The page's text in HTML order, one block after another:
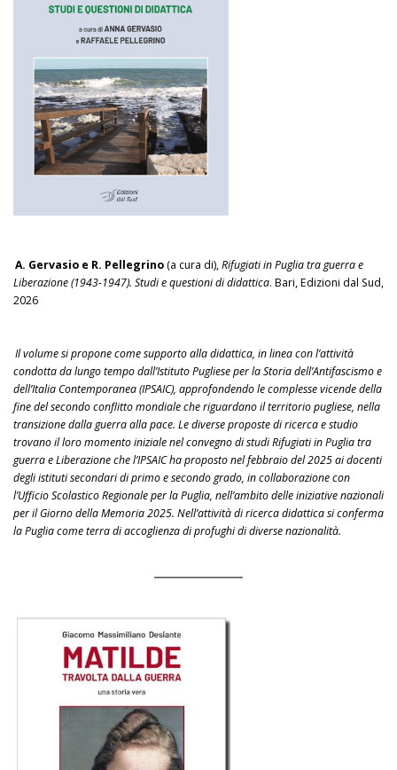
A. Gervasio e R. Pellegrino (a cura di),Rifugiati in Puglia tra guerra e
Liberazione (1943-1947). Studi e questioni di didattica. Bari, Edizioni dal Sud,
2026
Il volume si propone come supporto alla didattica, in linea con l’attività
condotta da lungo tempo dall’Istituto Pugliese per la Storia dell’Antifascismo e
dell’Italia Contemporanea (IPSAIC), approfondendo le complesse vicende della
fine del secondo conflitto mondiale che riguardano il territorio pugliese, nella
transizione dalla guerra alla pace. Le diverse proposte di ricerca e studio
trovano il loro momento iniziale nel convegno di studi Rifugiati in Puglia tra
guerra e Liberazione che l’IPSAIC ha proposto nel febbraio del 2025 ai docenti
degli istituti secondari di primo e secondo grado, in collaborazione con
l’Ufficio Scolastico Regionale per la Puglia, nell’ambito delle iniziative nazionali
per il Giorno della Memoria 2025. Nell’attività di ricerca didattica si conferma
la Puglia come terra di accoglienza di profughi di diverse nazionalità.